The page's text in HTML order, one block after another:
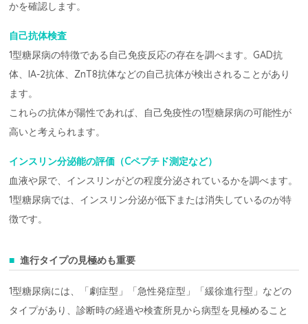
かを確認します。
自己抗体検査
1型糖尿病の特徴である自己免疫反応の存在を調べます。GAD抗
体、IA-2抗体、ZnT8抗体などの自己抗体が検出されることがあり
ます。
これらの抗体が陽性であれば、自己免疫性の1型糖尿病の可能性が
高いと考えられます。
インスリン分泌能の評価（Cペプチド測定など）
血液や尿で、インスリンがどの程度分泌されているかを調べます。
1型糖尿病では、インスリン分泌が低下または消失しているのが特
徴です。
進行タイプの見極めも重要
1型糖尿病には、「劇症型」「急性発症型」「緩徐進行型」などの
タイプがあり、診断時の経過や検査所見から病型を見極めること